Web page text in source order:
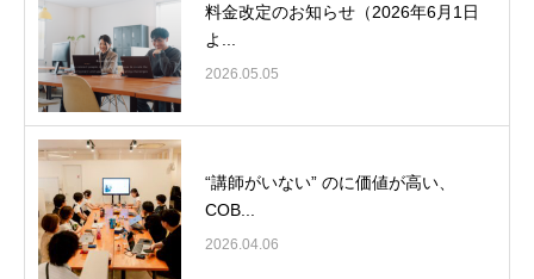
料金改定のお知らせ（2026年6月1日
よ...
2026.05.05
“講師がいない” のに価値が高い、
COB...
2026.04.06